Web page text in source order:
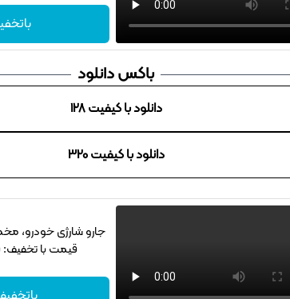
باکس دانلود
دانلود با کیفیت 128
دانلود با کیفیت 320
جارو شارژی خودرو،
قیمت با تخفیف: فقط